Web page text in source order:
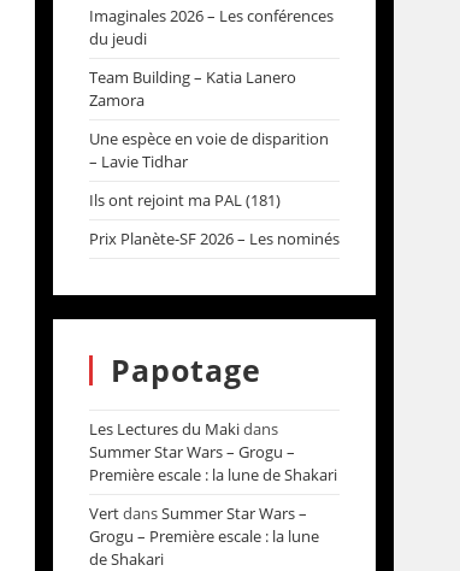
Imaginales 2026 – Les conférences
du jeudi
Team Building – Katia Lanero
Zamora
Une espèce en voie de disparition
– Lavie Tidhar
Ils ont rejoint ma PAL (181)
Prix Planète-SF 2026 – Les nominés
Papotage
Les Lectures du Makidans
Summer Star Wars – Grogu –
Première escale : la lune de Shakari
VertdansSummer Star Wars –
Grogu – Première escale : la lune
de Shakari